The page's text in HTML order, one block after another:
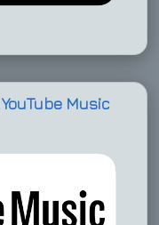
Music